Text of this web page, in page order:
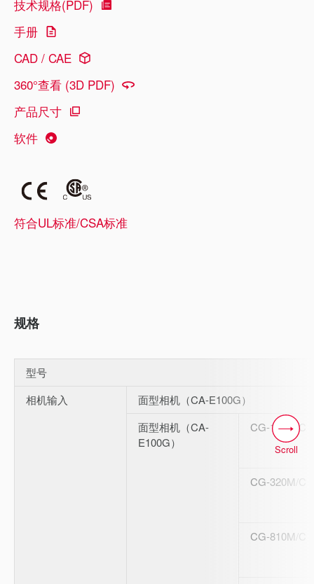
技术规格(PDF)
手册
CAD / CAE
360°查看 (3D PDF)
产品尺寸
软件
符合UL标准/CSA标准
规格
型号
相机输入
面型相机（CA-E100G）
面型相机（CA-
E100G）
CG-160M/C
CG-320M/C
CG-810M/C
Scroll